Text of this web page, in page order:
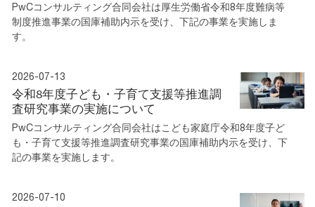
PwCコンサルティング合同会社は厚生労働省令和8年度難病等
制度推進事業の国庫補助内示を受け、下記の事業を実施しま
す。
2026-07-13
令和8年度子ども・子育て支援等推進調
査研究事業の実施について
PwCコンサルティング合同会社はこども家庭庁令和8年度子ど
も・子育て支援等推進調査研究事業の国庫補助内示を受け、下
記の事業を実施します。
2026-07-10